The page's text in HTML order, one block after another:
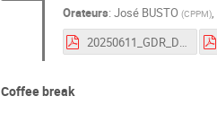
Orateurs: José BUSTO (CPPM),
20250611_GDR_DUPhy_Radon-Luca.pdf
Coffee break